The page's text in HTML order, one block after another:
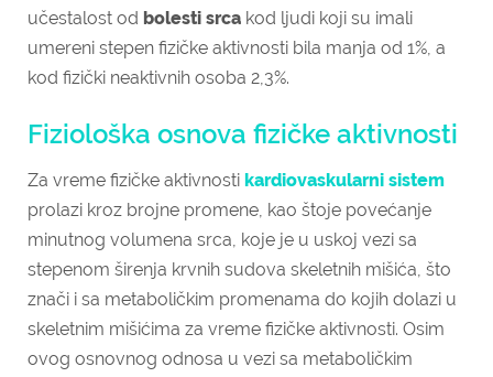
učestalost od bolesti srca kod ljudi koji su imali
umereni stepen fizičke aktivnosti bila manja od 1%, a
kod fizički neaktivnih osoba 2,3%.
Fiziološka osnova fizičke aktivnosti
Za vreme fizičke aktivnosti kardiovaskularni sistem
prolazi kroz brojne promene, kao štoje povećanje
minutnog volumena srca, koje je u uskoj vezi sa
stepenom širenja krvnih sudova skeletnih mišića, što
znači i sa metaboličkim promenama do kojih dolazi u
skeletnim mišićima za vreme fizičke aktivnosti. Osim
ovog osnovnog odnosa u vezi sa metaboličkim